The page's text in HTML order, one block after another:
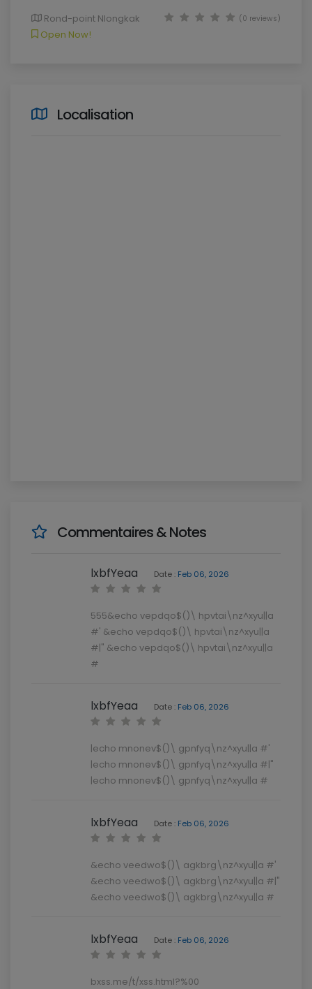
Rond-point Nlongkak (0 reviews)
Open Now!
Localisation
Commentaires & Notes
lxbfYeaa Date : Feb 06, 2026
555&echo vepdqo$()\ hpvtai\nz^xyu||a
#' &echo vepdqo$()\ hpvtai\nz^xyu||a
#|" &echo vepdqo$()\ hpvtai\nz^xyu||a
#
lxbfYeaa Date : Feb 06, 2026
|echo mnonev$()\ gpnfyq\nz^xyu||a #'
|echo mnonev$()\ gpnfyq\nz^xyu||a #|"
|echo mnonev$()\ gpnfyq\nz^xyu||a #
lxbfYeaa Date : Feb 06, 2026
&echo veedwo$()\ agkbrg\nz^xyu||a #'
&echo veedwo$()\ agkbrg\nz^xyu||a #|"
&echo veedwo$()\ agkbrg\nz^xyu||a #
lxbfYeaa Date : Feb 06, 2026
bxss.me/t/xss.html?%00